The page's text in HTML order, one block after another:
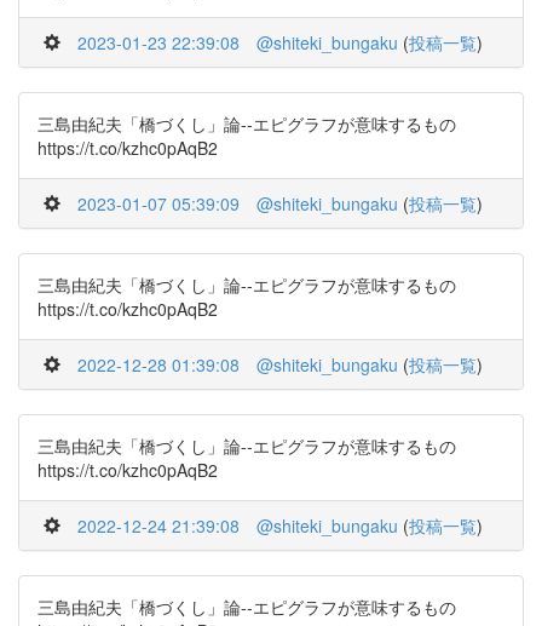
2023-01-23 22:39:08 @shiteki_bungaku (投稿一覧)
三島由紀夫「橋づくし」論--エピグラフが意味するもの
https://t.co/kzhc0pAqB2
2023-01-07 05:39:09 @shiteki_bungaku (投稿一覧)
三島由紀夫「橋づくし」論--エピグラフが意味するもの
https://t.co/kzhc0pAqB2
2022-12-28 01:39:08 @shiteki_bungaku (投稿一覧)
三島由紀夫「橋づくし」論--エピグラフが意味するもの
https://t.co/kzhc0pAqB2
2022-12-24 21:39:08 @shiteki_bungaku (投稿一覧)
三島由紀夫「橋づくし」論--エピグラフが意味するもの